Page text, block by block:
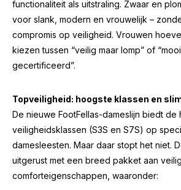
functionaliteit als uitstraling. Zwaar en
voor slank, modern en vrouwelijk –
compromis op veiligheid. Vrouwen
kiezen tussen “veilig maar lomp” of
gecertificeerd”.
Topveiligheid: hoogste klassen en
De nieuwe FootFellas-dameslijn biedt de
veiligheidsklassen (S3S en S7S) op
damesleesten. Maar daar stopt het niet.
uitgerust met een breed pakket aan
comforteigenschappen, waaronder: